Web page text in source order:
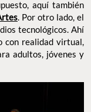
aquí también
. Por otro lado, el
tecnológicos. Ahí
con realidad virtual,
adultos, jóvenes y